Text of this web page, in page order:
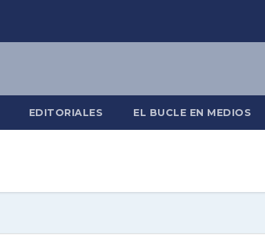
EDITORIALES EL BUCLE EN MEDIOS